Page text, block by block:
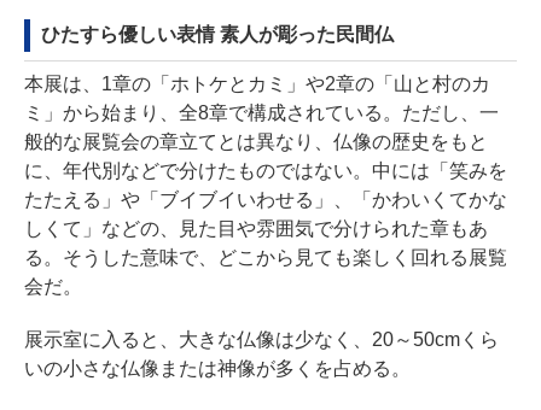
ひたすら優しい表情 素人が彫った民間仏
本展は、1章の「ホトケとカミ」や2章の「山と村のカ
ミ」から始まり、全8章で構成されている。ただし、一
般的な展覧会の章立てとは異なり、仏像の歴史をもと
に、年代別などで分けたものではない。中には「笑みを
たたえる」や「ブイブイいわせる」、「かわいくてかな
しくて」などの、見た目や雰囲気で分けられた章もあ
る。そうした意味で、どこから見ても楽しく回れる展覧
会だ。
展示室に入ると、大きな仏像は少なく、20～50cmくら
いの小さな仏像または神像が多くを占める。